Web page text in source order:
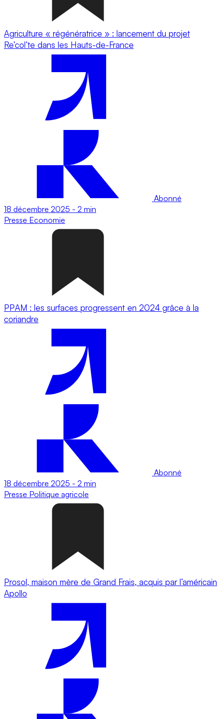
Agriculture « régénératrice » : lancement du projet
Re’col’te dans les Hauts-de-France
Abonné
18 décembre 2025 - 2 min
Presse Economie
PPAM : les surfaces progressent en 2024 grâce à la
coriandre
Abonné
18 décembre 2025 - 2 min
Presse Politique agricole
Prosol, maison mère de Grand Frais, acquis par l’américain
Apollo